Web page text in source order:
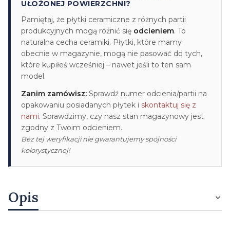
UŁOŻONEJ POWIERZCHNI?
Pamiętaj, że płytki ceramiczne z różnych partii
produkcyjnych mogą różnić się odcieniem. To
naturalna cecha ceramiki. Płytki, które mamy
obecnie w magazynie, mogą nie pasować do tych,
które kupiłeś wcześniej – nawet jeśli to ten sam
model.
Zanim zamówisz: Sprawdź numer odcienia/partii na
opakowaniu posiadanych płytek i skontaktuj się z
nami. Sprawdzimy, czy nasz stan magazynowy jest
zgodny z Twoim odcieniem.
Bez tej weryfikacji nie gwarantujemy spójności
kolorystycznej!
Opis